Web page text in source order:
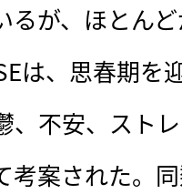
るが、ほとん
は、思春期を
、不安、スト
考案された。